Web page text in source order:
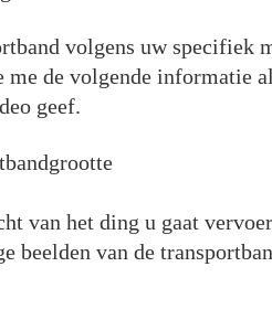
volgens uw specifiek
me de volgende informatie
geef.
van het ding u gaat
beelden van de